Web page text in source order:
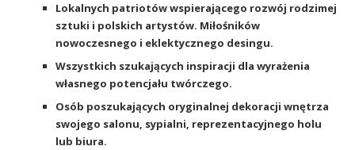
Lokalnych patriotów wspierającego rozwój rodzimej
sztuki i polskich artystów. Miłośników
nowoczesnego i eklektycznego desingu.
Wszystkich szukających inspiracji dla wyrażenia
własnego potencjału twórczego.
Osób poszukających oryginalnej dekoracji wnętrza
swojego salonu, sypialni, reprezentacyjnego holu
lub biura.